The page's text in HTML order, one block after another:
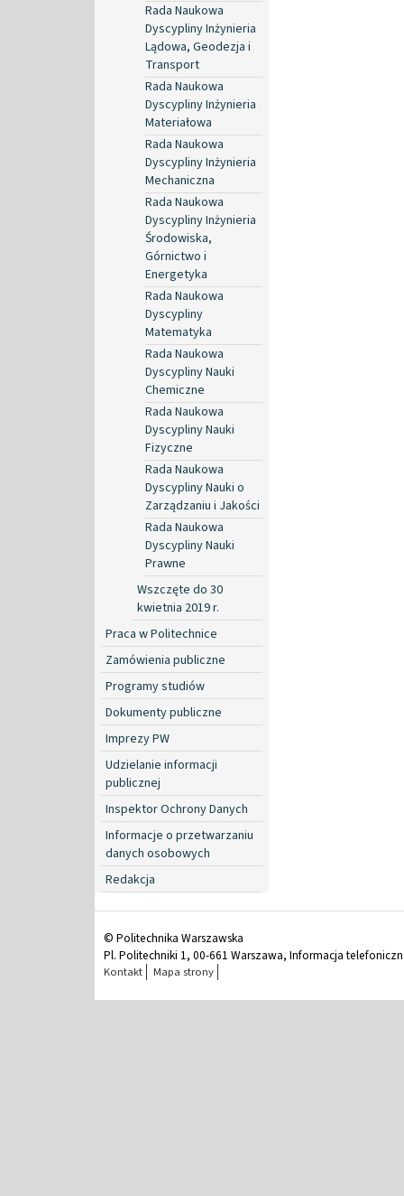
Rada Naukowa
Dyscypliny Inżynieria
Lądowa, Geodezja i
Transport
Rada Naukowa
Dyscypliny Inżynieria
Materiałowa
Rada Naukowa
Dyscypliny Inżynieria
Mechaniczna
Rada Naukowa
Dyscypliny Inżynieria
Środowiska,
Górnictwo i
Energetyka
Rada Naukowa
Dyscypliny
Matematyka
Rada Naukowa
Dyscypliny Nauki
Chemiczne
Rada Naukowa
Dyscypliny Nauki
Fizyczne
Rada Naukowa
Dyscypliny Nauki o
Zarządzaniu i Jakości
Rada Naukowa
Dyscypliny Nauki
Prawne
Wszczęte do 30
kwietnia 2019 r.
Praca w Politechnice
Zamówienia publiczne
Programy studiów
Dokumenty publiczne
Imprezy PW
Udzielanie informacji
publicznej
Inspektor Ochrony Danych
Informacje o przetwarzaniu
danych osobowych
Redakcja
© Politechnika Warszawska
Pl. Politechniki 1, 00-661 Warszawa, Informacja
Kontakt Mapa strony